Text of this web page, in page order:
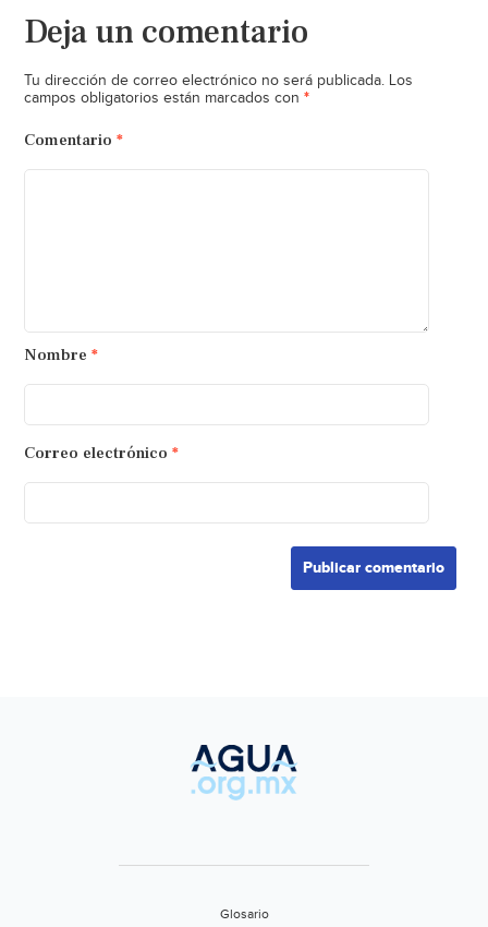
Deja un comentario
Tu dirección de correo electrónico no será publicada. Los
campos obligatorios están marcados con *
Comentario *
Nombre *
Correo electrónico *
Glosario